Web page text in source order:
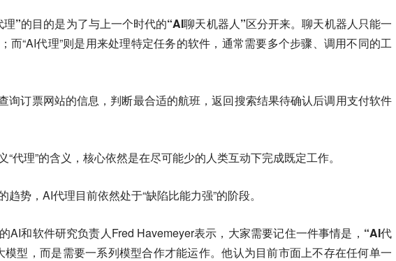
理”的目的是为了与上一个时代的“AI聊天机器人”区分开来。聊天机器人只能一
而“AI代理”则是用来处理特定任务的软件，通常需要多个步骤、调用不同的工
询订票网站的信息，判断最合适的航班，返回搜索结果待确认后调用支付软件
“代理”的含义，核心依然是在尽可能少的人类互动下完成既定工作。
势，AI代理目前依然处于“缺陷比能力强”的阶段。
AI和软件研究负责人Fred Havemeyer表示， 大家需要记住一件事情是，“AI代
模型，而是需要一系列模型合作才能运作。他认为目前市面上不存在任何单一